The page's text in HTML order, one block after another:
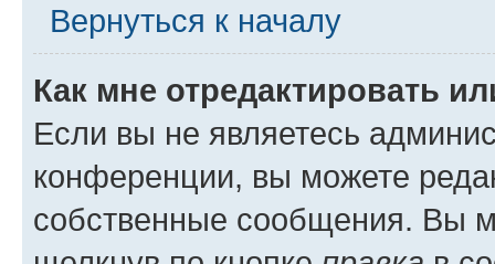
Вернуться к началу
Как мне отредактировать
Если вы не являетесь
конференции, вы можете
собственные сообщения. Вы